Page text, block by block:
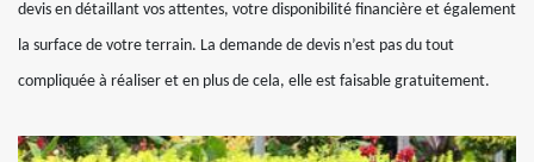
devis en détaillant vos attentes, votre disponibilité financière et également
la surface de votre terrain. La demande de devis n’est pas du tout
compliquée à réaliser et en plus de cela, elle est faisable gratuitement.